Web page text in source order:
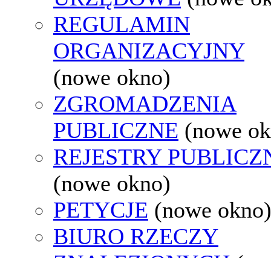
REGULAMIN
ORGANIZACYJNY
(nowe okno)
ZGROMADZENIA
PUBLICZNE (nowe
REJESTRY
(nowe okno)
PETYCJE (nowe okno)
BIURO RZECZY